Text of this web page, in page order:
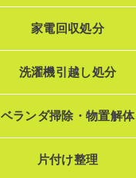
家電回収処分
洗濯機引越し処分
ベランダ掃除・物置解体
片付け整理